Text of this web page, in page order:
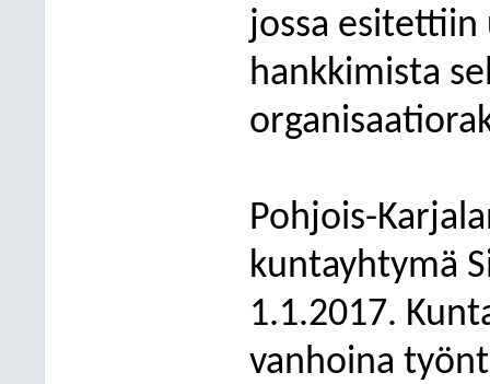
jossa
hankkimista
Pohjois-
kuntayhtymä
1.1.2017.
vanhoina